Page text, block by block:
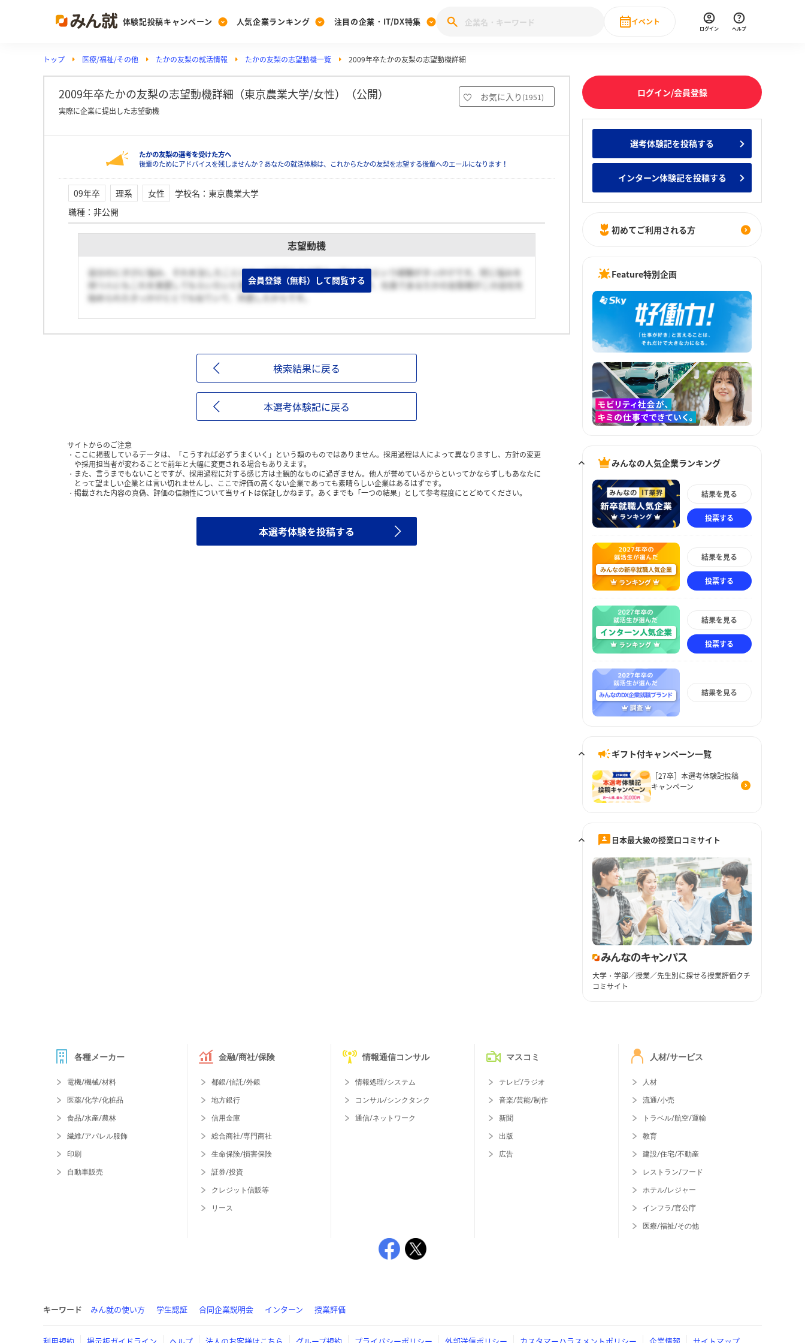
体験記投稿キャンペーン
Post
投稿する
[27卒] 本選考体験記投稿キャンペーン
人気企業ランキング
Ranking
ランキングを見る
みんなのDX企業就職ブランド調査
Vote
投票する
みんなの新卒就職人気企業ランキング みんなのインターン人気企業ランキ
注目の企業・IT/DX特集
PickUp
注目の企業特集
28卒 IT・DX現場社員インタビュー
イベント
直近のイベント一覧
ログイン ヘルプ
トップ 医療/福祉/その他 たかの友梨の就活情報 たかの友梨の志望動機一覧 2009年卒たかの友梨の志望動機詳細
2009年卒たかの友梨の志望動機詳細（東京農業大学/女性）（公開） お気に入り (1951)
実際に企業に提出した志望動機
たかの友梨の選考を受けた方へ
後輩のためにアドバイスを残しませんか？あなたの就活体験は、これからたかの友梨を志望する後輩へのエールになります！
09年卒 理系 女性 学校名 ： 東京農業大学
職種 ： 非公開
志望動機
自分のにきびに悩み、それを治したことによって気持ちまで明るく変われたという経験がきっかけです。同じ悩みを
持つ人にもこれを実感してもらいたいと思いました。また、私のこの体験が、社長であるたかの友梨様がこの会社を
始められたきっかけととても似ていて、共感したからです。
会員登録（無料）して閲覧する
検索結果に戻る
本選考体験記に戻る
サイトからのご注意
ここに掲載しているデータは、「こうすれば必ずうまくいく」という類のものではありません。採用過程は人によって異なりますし、方針の変更
や採用担当者が変わることで前年と大幅に変更される場合もありえます。
また、言うまでもないことですが、採用過程に対する感じ方は主観的なものに過ぎません。他人が誉めているからといってかならずしもあなたに
とって望ましい企業とは言い切れませんし、ここで評価の高くない企業であっても素晴らしい企業はあるはずです。
掲載された内容の真偽、評価の信頼性について当サイトは保証しかねます。あくまでも「一つの結果」として参考程度にとどめてください。
本選考体験を投稿する
ログイン/会員登録
選考体験記を投稿する
インターン体験記を投稿する
初めてご利用される方
Feature特別企画
みんなの人気企業ランキング
結果を見る
投票する
結果を見る
投票する
結果を見る
投票する
結果を見る
ギフト付キャンペーン一覧
［27卒］本選考体験記投稿
キャンペーン
日本最大級の授業口コミサイト
大学・学部／授業／先生別に探せる授業評価クチ
コミサイト
各種メーカー
電機/機械/材料
医薬/化学/化粧品
食品/水産/農林
繊維/アパレル服飾
印刷
自動車販売
金融/商社/保険
都銀/信託/外銀
地方銀行
信用金庫
総合商社/専門商社
生命保険/損害保険
証券/投資
クレジット信販等
リース
情報通信コンサル
情報処理/システム
コンサル/シンクタンク
通信/ネットワーク
マスコミ
テレビ/ラジオ
音楽/芸能/制作
新聞
出版
広告
人材/サービス
人材
流通/小売
トラベル/航空/運輸
教育
建設/住宅/不動産
レストラン/フード
ホテル/レジャー
インフラ/官公庁
医療/福祉/その他
キーワード みん就の使い方 学生認証 合同企業説明会 インターン 授業評価